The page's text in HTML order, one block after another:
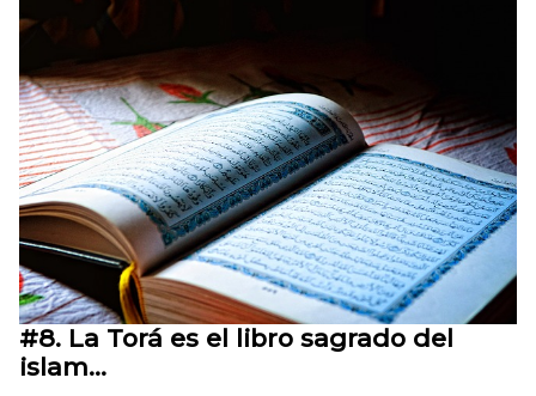
#8. La Torá es el libro sagrado del
islam…